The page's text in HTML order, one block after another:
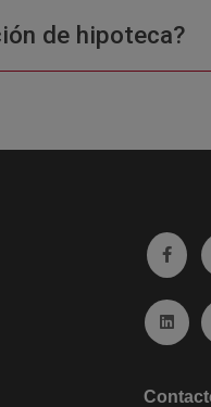
de hipoteca?
Ir a
Ir a